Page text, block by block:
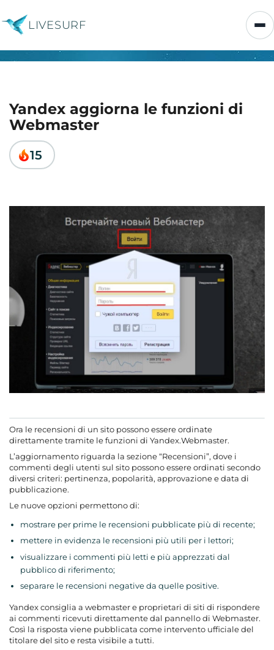
LIVESURF
Yandex aggiorna le funzioni di
Webmaster
15
Ora le recensioni di un sito possono essere ordinate
direttamente tramite le funzioni di Yandex.Webmaster.
L’aggiornamento riguarda la sezione “Recensioni”, dove i
commenti degli utenti sul sito possono essere ordinati secondo
diversi criteri: pertinenza, popolarità, approvazione e data di
pubblicazione.
Le nuove opzioni permettono di:
mostrare per prime le recensioni pubblicate più di recente;
mettere in evidenza le recensioni più utili per i lettori;
visualizzare i commenti più letti e più apprezzati dal
pubblico di riferimento;
separare le recensioni negative da quelle positive.
Yandex consiglia a webmaster e proprietari di siti di rispondere
ai commenti ricevuti direttamente dal pannello di Webmaster.
Così la risposta viene pubblicata come intervento ufficiale del
titolare del sito e resta visibile a tutti.